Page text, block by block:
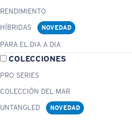
RENDIMIENTO
HÍBRIDAS
NOVEDAD
PARA EL DIA A DIA
COLECCIONES
PRO SERIES
COLECCIÓN DEL MAR
UNTANGLED
NOVEDAD